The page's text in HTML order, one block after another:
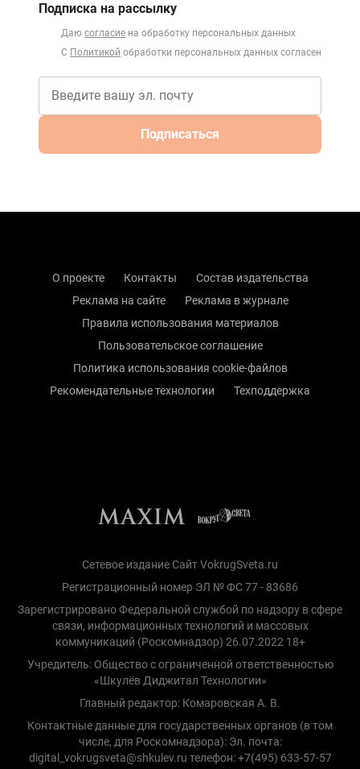
Подписка на рассылку
Даю согласие на обработку персональных данных
С Политикой обработки персональных данных согласен
Подписаться
О проекте Контакты
Состав издательства
Реклама на сайте
Реклама в журнале
Правила использования материалов
Пользовательское соглашение
Политика использования cookie-файлов
Рекомендательные технологии
Техподдержка
Сетевое издание Сайт VokrugSveta.ru
Регистрационный номер ЭЛ № ФС 77 - 83686
Зарегистрировано Федеральной службой по надзору в сфере
связи, информационных технологий и массовых
коммуникаций (Роскомнадзор) 26.07.2022 18+
Учредитель: Общество с ограниченной ответственностью
«Шкулёв Диджитал Технологии»
Главный редактор: Комаровская А. В.
Контактные данные для государственных органов (в том
числе, для Роскомнадзора): Эл. почта:
digital_vokrugsveta@shkulev.ru телефон: +7(495) 633-57-57